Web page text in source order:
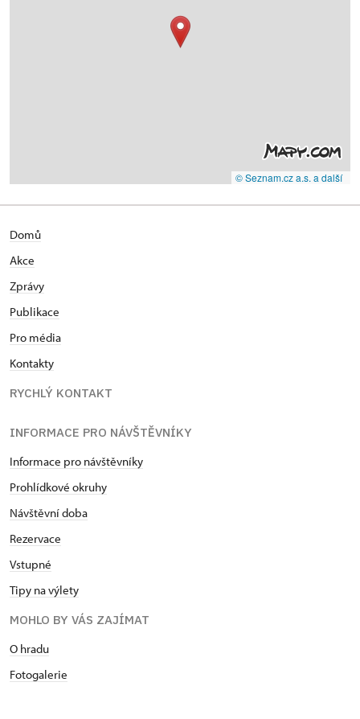
© Seznam.cz a.s. a další
Domů
Akce
Zprávy
Publikace
Pro média
Kontakty
RYCHLÝ KONTAKT
INFORMACE PRO NÁVŠTĚVNÍKY
Informace pro návštěvníky
Prohlídkové okruhy
Návštěvní doba
Rezervace
Vstupné
Tipy na výlety
MOHLO BY VÁS ZAJÍMAT
O hradu
Fotogalerie